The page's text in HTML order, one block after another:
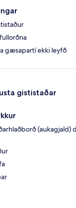
gæsapartí ekki leyfð
gististaðar
(aukagjald)